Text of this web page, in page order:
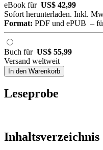
eBook für US$ 42,99
Sofort herunterladen. Inkl.
Format: PDF und ePUB –
Buch für US$ 55,99
Versand weltweit
In den Warenkorb
Leseprobe
Inhaltsverzeichnis